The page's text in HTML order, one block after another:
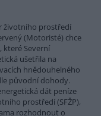
životního prostředí
(Motoristé) chce
které Severní
ušetřila na
hnědouhelného
původní dohody.
dát peníze
prostředí (SFŽP),
rozhodnout o